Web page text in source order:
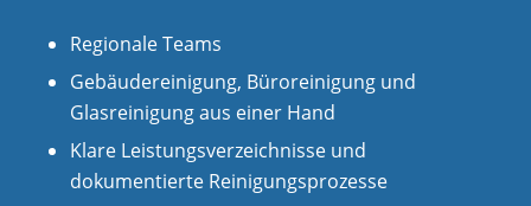
Regionale Teams
Gebäudereinigung, Büroreinigung und
Glasreinigung aus einer Hand
Klare Leistungsverzeichnisse und
dokumentierte Reinigungsprozesse